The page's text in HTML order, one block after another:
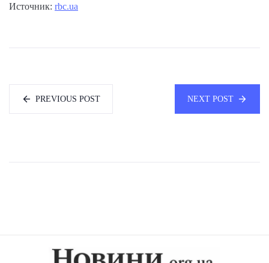
Источник: rbc.ua
PREVIOUS POST NEXT POST